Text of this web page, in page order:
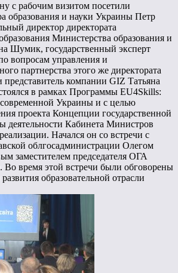
с рабочим визитом посетили
образования и науки Украины Петр
директор директората
Министерства образования и
Шумик, государственный эксперт
вопросам управления и
партнерства этого же директората
компании GIZ Татьяна
в рамках Программы EU4Skills:
Украины и с целью
проекта Концепции государственной
деятельности Кабинета Министров
Начался он со встречи с
облгосадминистрации Олегом
заместителем председателя ОГА
время этой встречи были обговорены
образовательной отрасли